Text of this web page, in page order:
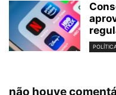
não houve